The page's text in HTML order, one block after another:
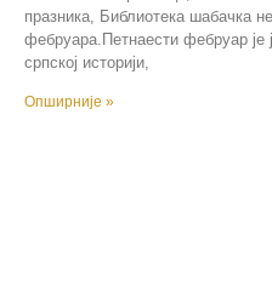
празника, Библиотека шабачка
фебруара.Петнаести фебруар је
српској историји,
Опширније »